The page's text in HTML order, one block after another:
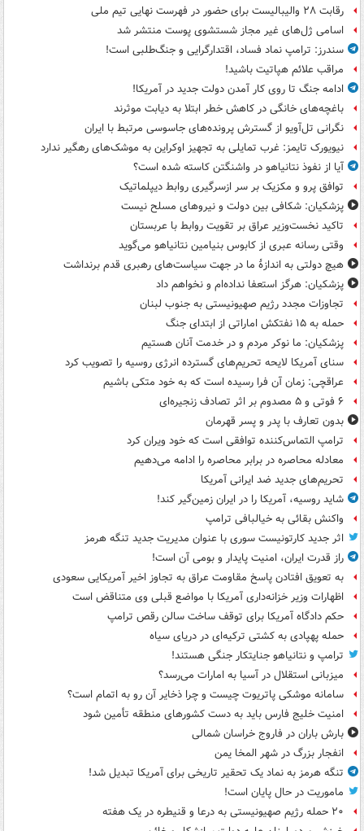
رقابت ۲۸ والیبالیست برای حضور در فهرست نهایی تیم ملی
اسامی ژل‌های غیر مجاز شستشوی پوست منتشر شد
سندرز: ترامپ نماد فساد، اقتدارگرایی و جنگ‌طلبی است!
مراقب علائم هپاتیت باشید!
ادامه جنگ تا روی کار آمدن دولت جدید در آمریکا!
باغچه‌های خانگی در کاهش خطر ابتلا به دیابت موثرند
نگرانی تل‌آویو از گسترش پرونده‌های جاسوسی مرتبط با ایران
نیویورک تایمز: غرب تمایلی به تجهیز اوکراین به موشک‌های رهگیر ندارد
آیا از نفوذ نتانیاهو در واشنگتن کاسته شده است؟
توافق پرو و مکزیک بر سر ازسرگیری روابط دیپلماتیک
پزشکیان: شکافی بین دولت و نیروهای مسلح نیست
تاکید نخست‌وزیر عراق بر تقویت روابط با عربستان
وقتی رسانه عبری از کابوس بنیامین نتانیاهو می‌گوید
هیچ دولتی به اندازۀ ما در جهت سیاست‌های رهبری قدم برنداشت
پزشکیان: هرگز استعفا نداده‌ام و نخواهم داد
تجاوزات مجدد رژیم صهیونیستی به جنوب لبنان
حمله به ۱۵ نفتکش‌ اماراتی از ابتدای جنگ
پزشکیان: ما نوکر مردم و در خدمت آنان هستیم
سنای آمریکا لایحه تحریم‌های گسترده انرژی روسیه را تصویب کرد
عراقچی: زمان آن فرا رسیده است که به خود متکی باشیم
۶ فوتی و ۵ مصدوم بر اثر تصادف زنجیره‌ای
بدون تعارف با پدر و پسر قهرمان
ترامپ التماس‌کننده توافقی است که خود ویران کرد
معادله محاصره در برابر محاصره را ادامه می‌دهیم
تحریم‌های جدید ضد ایرانی آمریکا
شاید روسیه، آمریکا را در ایران زمین‌گیر کند!
واکنش بقائی به خیالبافی ترامپ
اثر جدید کارتونیست سوری با عنوان مدیریت جدید تنگه هرمز
راز قدرت ایران، امنیت پایدار و بومی آن است!
به تعویق افتادن پاسخ مقاومت عراق به تجاوز اخیر آمریکایی سعودی
اظهارات وزیر خزانه‌داری آمریکا با مواضع قبلی وی متناقض است
حکم دادگاه آمریکا برای توقف ساخت سالن رقص ترامپ
حمله پهپادی به کشتی ترکیه‌ای در دریای سیاه
ترامپ و نتانیاهو جنایتکار جنگی هستند!
میزبانی استقلال در آسیا به امارات می‌رسد؟
سامانه موشکی پاتریوت چیست و چرا ذخایر آن رو به اتمام است؟
امنیت خلیج فارس باید به دست کشورهای منطقه تأمین شود
بارش باران در فاروج خراسان شمالی
انفجار بزرگ در شهر المخا یمن
تنگه هرمز به نماد یک تحقیر تاریخی برای آمریکا تبدیل شد!
ماموریت در حال پایان است!
۲۰ حمله رژیم صهیونیستی به درعا و قنیطره در یک هفته